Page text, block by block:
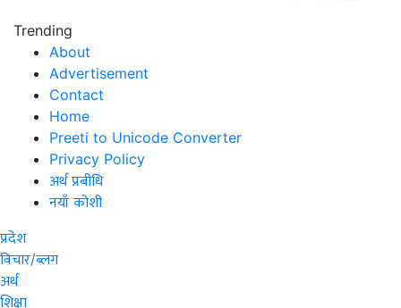
Trending
About
Advertisement
Contact
Home
Preeti to Unicode Converter
Privacy Policy
अर्थ प्रबीधि
नयाँ कोशी
प्रदेश
विचार/ब्लग
अर्थ
शिक्षा